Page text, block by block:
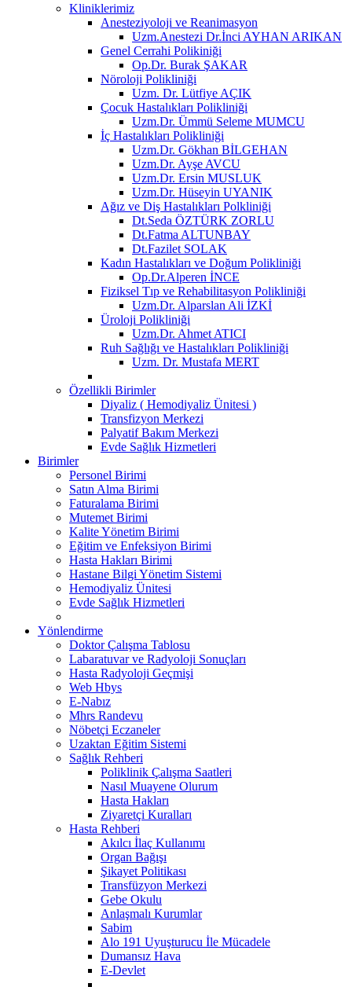
Kliniklerimiz
Anesteziyoloji ve Reanimasyon
Uzm.Anestezi Dr.İnci AYHAN ARIKAN
Genel Cerrahi Polikiniği
Op.Dr. Burak ŞAKAR
Nöroloji Polikliniği
Uzm. Dr. Lütfiye AÇIK
Çocuk Hastalıkları Polikliniği
Uzm.Dr. Ümmü Seleme MUMCU
İç Hastalıkları Polikliniği
Uzm.Dr. Gökhan BİLGEHAN
Uzm.Dr. Ayşe AVCU
Uzm.Dr. Ersin MUSLUK
Uzm.Dr. Hüseyin UYANIK
Ağız ve Diş Hastalıkları Polkliniği
Dt.Seda ÖZTÜRK ZORLU
Dt.Fatma ALTUNBAY
Dt.Fazilet SOLAK
Kadın Hastalıkları ve Doğum Polikliniği
Op.Dr.Alperen İNCE
Fiziksel Tıp ve Rehabilitasyon Polikliniği
Uzm.Dr. Alparslan Ali İZKİ
Üroloji Polikliniği
Uzm.Dr. Ahmet ATICI
Ruh Sağlığı ve Hastalıkları Polikliniği
Uzm. Dr. Mustafa MERT
Özellikli Birimler
Diyaliz ( Hemodiyaliz Ünitesi )
Transfizyon Merkezi
Palyatif Bakım Merkezi
Evde Sağlık Hizmetleri
Birimler
Personel Birimi
Satın Alma Birimi
Faturalama Birimi
Mutemet Birimi
Kalite Yönetim Birimi
Eğitim ve Enfeksiyon Birimi
Hasta Hakları Birimi
Hastane Bilgi Yönetim Sistemi
Hemodiyaliz Ünitesi
Evde Sağlık Hizmetleri
Yönlendirme
Doktor Çalışma Tablosu
Labaratuvar ve Radyoloji Sonuçları
Hasta Radyoloji Geçmişi
Web Hbys
E-Nabız
Mhrs Randevu
Nöbetçi Eczaneler
Uzaktan Eğitim Sistemi
Sağlık Rehberi
Poliklinik Çalışma Saatleri
Nasıl Muayene Olurum
Hasta Hakları
Ziyaretçi Kuralları
Hasta Rehberi
Akılcı İlaç Kullanımı
Organ Bağışı
Şikayet Politikası
Transfüzyon Merkezi
Gebe Okulu
Anlaşmalı Kurumlar
Sabim
Alo 191 Uyuşturucu İle Mücadele
Dumansız Hava
E-Devlet